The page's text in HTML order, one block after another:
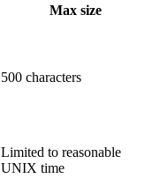
Max size
500 characters
Limited to reasonable
UNIX time